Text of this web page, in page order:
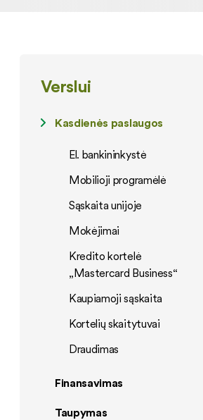
Verslui
Kasdienės paslaugos
El. bankininkystė
Mobilioji programėlė
Sąskaita unijoje
Mokėjimai
Kredito kortelė
„Mastercard Business“
Kaupiamoji sąskaita
Kortelių skaitytuvai
Draudimas
Finansavimas
Taupymas